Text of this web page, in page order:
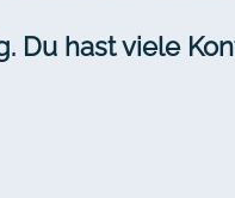
hast viele